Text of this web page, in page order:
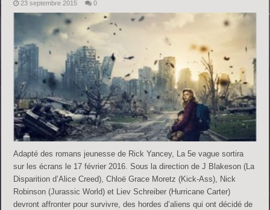
23 septembre 2015 0
Adapté des romans jeunesse de Rick Yancey, La 5e vague sortira
sur les écrans le 17 février 2016. Sous la direction de J Blakeson (La
Disparition d’Alice Creed), Chloë Grace Moretz (Kick-Ass), Nick
Robinson (Jurassic World) et Liev Schreiber (Hurricane Carter)
devront affronter pour survivre, des hordes d’aliens qui ont décidé de